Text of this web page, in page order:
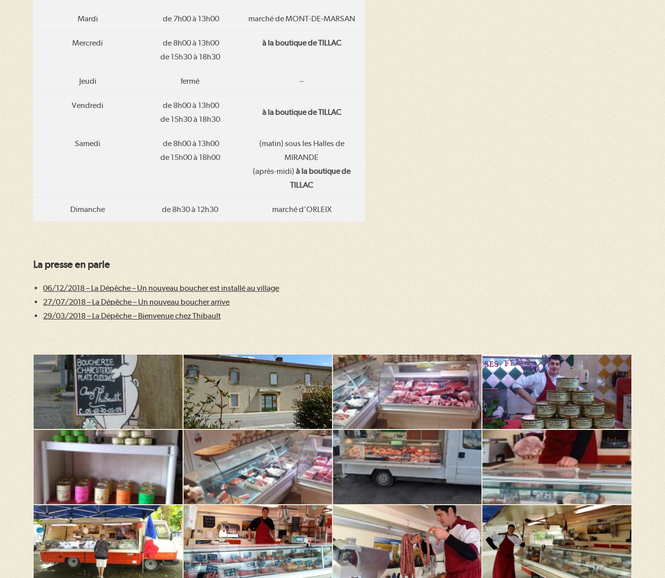
Mardi de 7h00 à 13h00 marché de MONT-DE-MARSAN
Mercredi
de 8h00 à 13h00
de 15h30 à 18h30
à la boutique de TILLAC
Jeudi fermé –
Vendredi
de 8h00 à 13h00
de 15h30 à 18h30
à la boutique de TILLAC
Samedi
de 8h00 à 13h00
de 15h00 à 18h00
(matin) sous les Halles de
MIRANDE
(après-midi)à la boutique de
TILLAC
Dimanche de 8h30 à 12h30 marché d’ORLEIX
La presse en parle
06/12/2018 – La Dépêche – Un nouveau boucher est installé au village
27/07/2018 – La Dépêche – Un nouveau boucher arrive
29/03/2018 – La Dépêche – Bienvenue chez Thibault